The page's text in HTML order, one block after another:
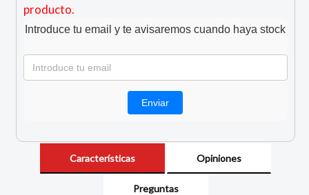
producto.
Introduce tu email y te avisaremos cuando haya stock
Características Opiniones
Preguntas